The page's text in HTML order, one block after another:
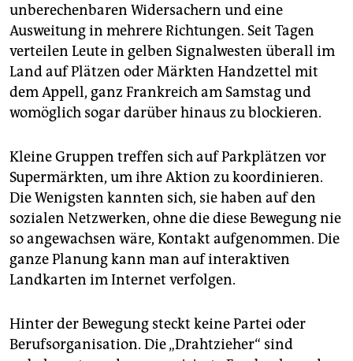
unberechenbaren Widersachern und eine
Ausweitung in mehrere Richtungen. Seit Tagen
verteilen Leute in gelben Signalwesten überall im
Land auf Plätzen oder Märkten Handzettel mit
dem Appell, ganz Frankreich am Samstag und
womöglich sogar darüber hinaus zu blockieren.
Kleine Gruppen treffen sich auf Parkplätzen vor
Supermärkten, um ihre Aktion zu koordinieren.
Die Wenigsten kannten sich, sie haben auf den
sozialen Netzwerken, ohne die diese Bewegung nie
so angewachsen wäre, Kontakt aufgenommen. Die
ganze Planung kann man auf interaktiven
Landkarten im Internet verfolgen.
Hinter der Bewegung steckt keine Partei oder
Berufsorganisation. Die „Drahtzieher“ sind